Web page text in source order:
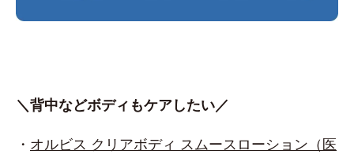
＼背中などボディもケアしたい／
・ オルビス クリアボディ スムースローション（医